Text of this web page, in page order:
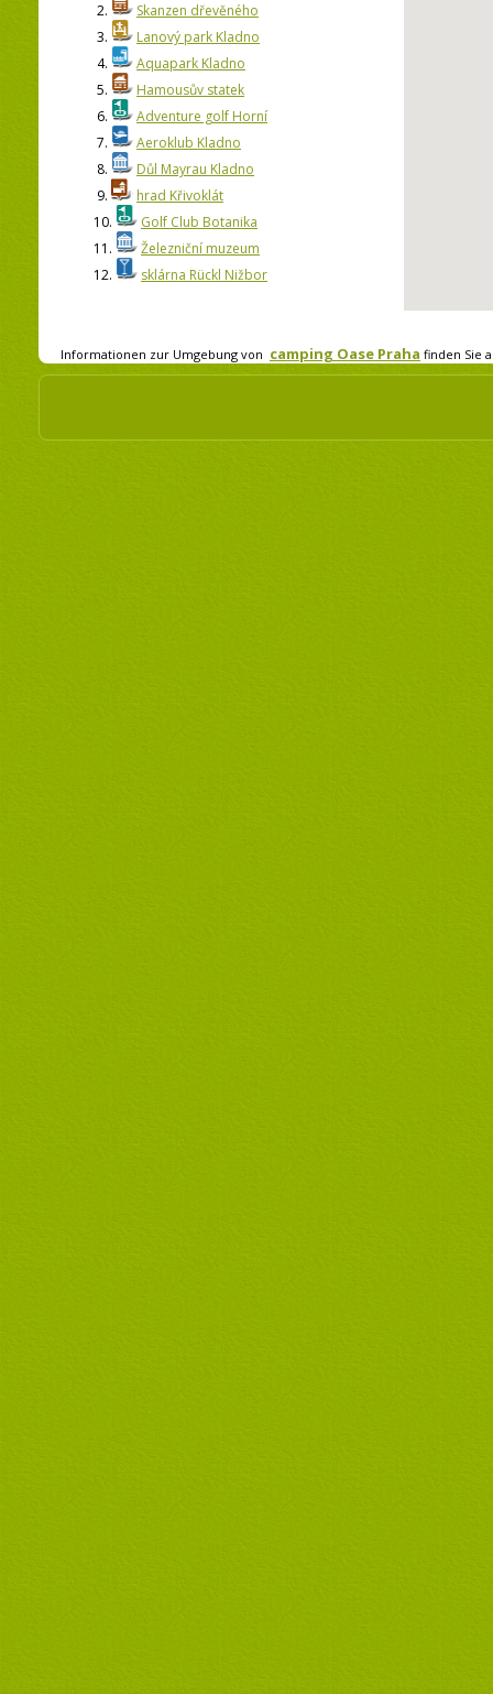
2.
Skanzen dřevěného
3.
Lanový park Kladno
4.
Aquapark Kladno
5.
Hamousův statek
6.
Adventure golf Horní
7.
Aeroklub Kladno
8.
Důl Mayrau Kladno
9.
hrad Křivoklát
10.
Golf Club Botanika
11.
Železniční muzeum
12.
sklárna Rückl Nižbor
Informationen zur Umgebung von camping Oase Praha finden Sie